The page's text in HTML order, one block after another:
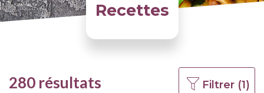
Recettes
280 résultats Filtrer (1)